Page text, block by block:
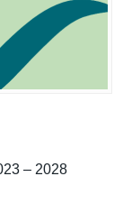
– 2028